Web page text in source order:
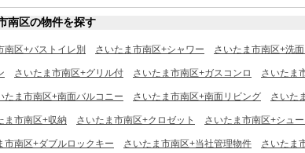
南区の物件を探す
南区+バストイレ別 さいたま市南区+シャワー さいたま市南区+洗
さいたま市南区+グリル付 さいたま市南区+ガスコンロ さいたま
たま市南区+南面バルコニー さいたま市南区+南面リビング さいた
ま市南区+収納 さいたま市南区+クロゼット さいたま市南区+シュ
市南区+ダブルロックキー さいたま市南区+当社管理物件 さいたま